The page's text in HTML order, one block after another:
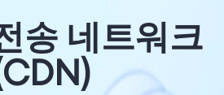
송 네트워크